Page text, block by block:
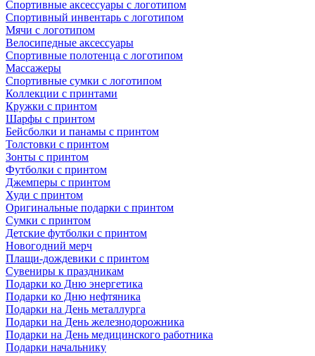
Спортивные аксессуары с логотипом
Спортивный инвентарь с логотипом
Мячи с логотипом
Велосипедные аксессуары
Спортивные полотенца с логотипом
Массажеры
Спортивные сумки с логотипом
Коллекции с принтами
Кружки с принтом
Шарфы с принтом
Бейсболки и панамы с принтом
Толстовки с принтом
Зонты с принтом
Футболки с принтом
Джемперы с принтом
Худи с принтом
Оригинальные подарки с принтом
Сумки с принтом
Детские футболки с принтом
Новогодний мерч
Плащи-дождевики с принтом
Сувениры к праздникам
Подарки ко Дню энергетика
Подарки ко Дню нефтяника
Подарки на День металлурга
Подарки на День железнодорожника
Подарки на День медицинского работника
Подарки начальнику